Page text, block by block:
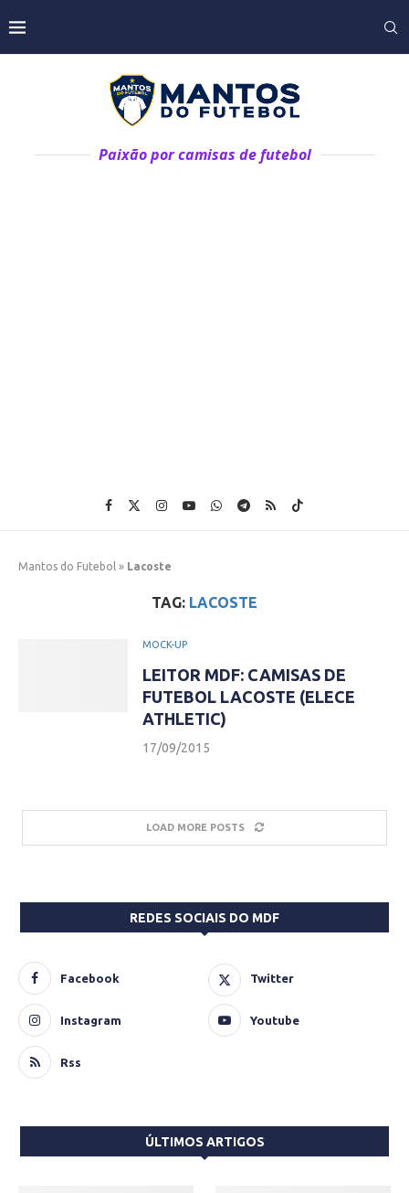
Paixão por camisas de futebol
Mantos do Futebol » Lacoste
TAG: LACOSTE
MOCK-UP
LEITOR MDF: CAMISAS DE
FUTEBOL LACOSTE (ELECE
ATHLETIC)
17/09/2015
LOAD MORE POSTS
REDES SOCIAIS DO MDF
Facebook Twitter
Instagram Youtube
Rss
ÚLTIMOS ARTIGOS